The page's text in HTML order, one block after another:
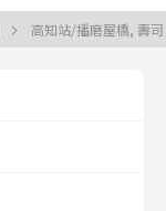
高知站/播磨屋橋, 壽司